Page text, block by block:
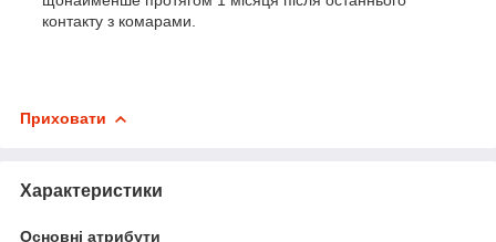
контакту з комарами.
Приховати
Характеристики
Основні атрибути